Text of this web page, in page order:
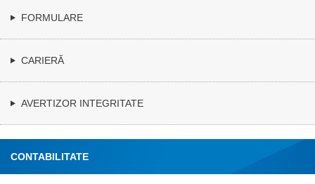
FORMULARE
CARIERĂ
AVERTIZOR INTEGRITATE
CONTABILITATE